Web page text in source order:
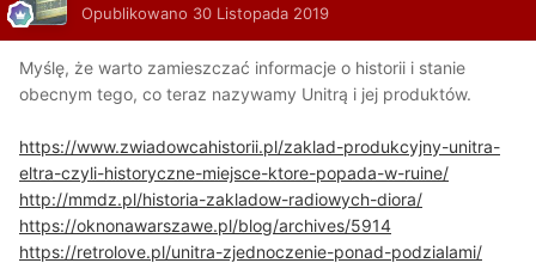
Opublikowano 30 Listopada 2019
Myślę, że warto zamieszczać informacje o historii i stanie
obecnym tego, co teraz nazywamy Unitrą i jej produktów.
https://www.zwiadowcahistorii.pl/zaklad-produkcyjny-unitra-
eltra-czyli-historyczne-miejsce-ktore-popada-w-ruine/
http://mmdz.pl/historia-zakladow-radiowych-diora/
https://oknonawarszawe.pl/blog/archives/5914
https://retrolove.pl/unitra-zjednoczenie-ponad-podzialami/